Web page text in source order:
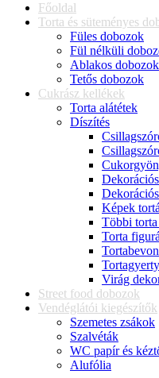
Főoldal
Torta és süteményes
Füles dobozok
Fül nélküli
Ablakos dobozok
Tetős dobozok
Cukrász kellékek
Torta alátétek
Díszítés
Képek
Többi
Torta
Virág
Street food dobozok
Vendéglátói kiegészítők
Szemetes zsákok
Szalvéták
WC papír és
Alufólia